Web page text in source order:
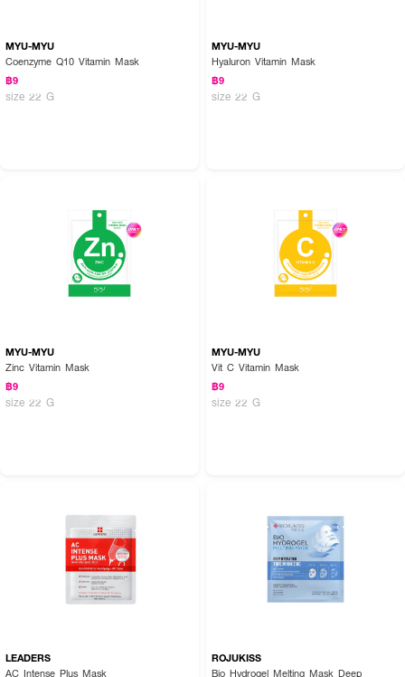
MYU-MYU
Coenzyme Q10 Vitamin Mask
฿9
size 22 G
MYU-MYU
Hyaluron Vitamin Mask
฿9
size 22 G
MYU-MYU
Zinc Vitamin Mask
฿9
size 22 G
MYU-MYU
Vit C Vitamin Mask
฿9
size 22 G
LEADERS
AC Intense Plus Mask
ROJUKISS
Bio Hydrogel Melting Mask Deep